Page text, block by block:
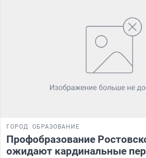
ГОРОД ОБРАЗОВАНИЕ
Профобразование
ожидают кардинальные